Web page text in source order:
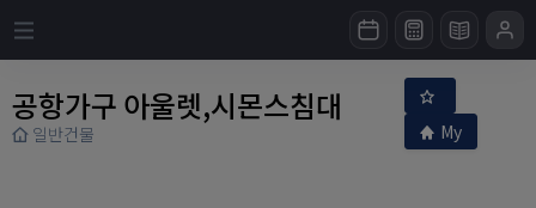
공항가구 아울렛,시몬스침대
일반건물 My